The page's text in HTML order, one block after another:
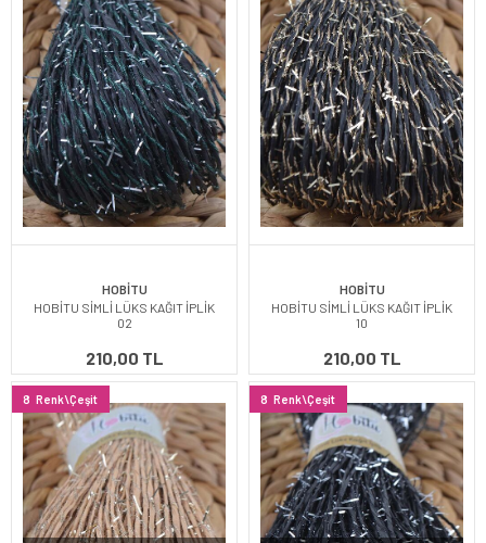
HOBİTU
HOBİTU SİMLİ LÜKS KAĞIT İPLİK
02
210,00 TL
HOBİTU
HOBİTU SİMLİ LÜKS KAĞIT İPLİK
10
210,00 TL
8 Renk\Çeşit 8 Renk\Çeşit